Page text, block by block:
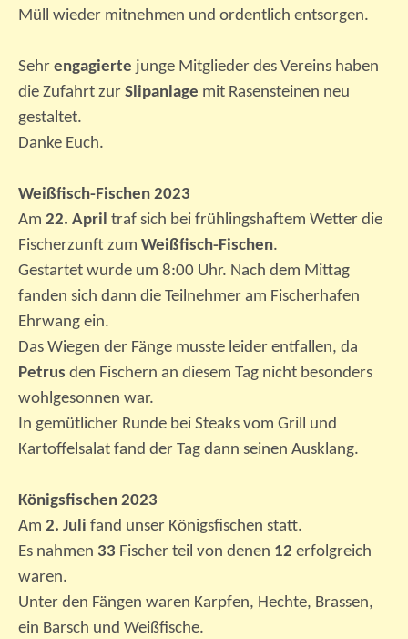
Müll wieder mitnehmen und ordentlich entsorgen.
Sehr engagierte junge Mitglieder des Vereins haben
die Zufahrt zur Slipanlage mit Rasensteinen neu
gestaltet.
Danke Euch.
Weißfisch-Fischen 2023
Am 22. April traf sich bei frühlingshaftem Wetter die
Fischerzunft zum Weißfisch-Fischen.
Gestartet wurde um 8:00 Uhr. Nach dem Mittag
fanden sich dann die Teilnehmer am Fischerhafen
Ehrwang ein.
Das Wiegen der Fänge musste leider entfallen, da
Petrus den Fischern an diesem Tag nicht besonders
wohlgesonnen war.
In gemütlicher Runde bei Steaks vom Grill und
Kartoffelsalat fand der Tag dann seinen Ausklang.
Königsfischen 2023
Am 2. Juli fand unser Königsfischen statt.
Es nahmen 33 Fischer teil von denen 12 erfolgreich
waren.
Unter den Fängen waren Karpfen, Hechte, Brassen,
ein Barsch und Weißfische.